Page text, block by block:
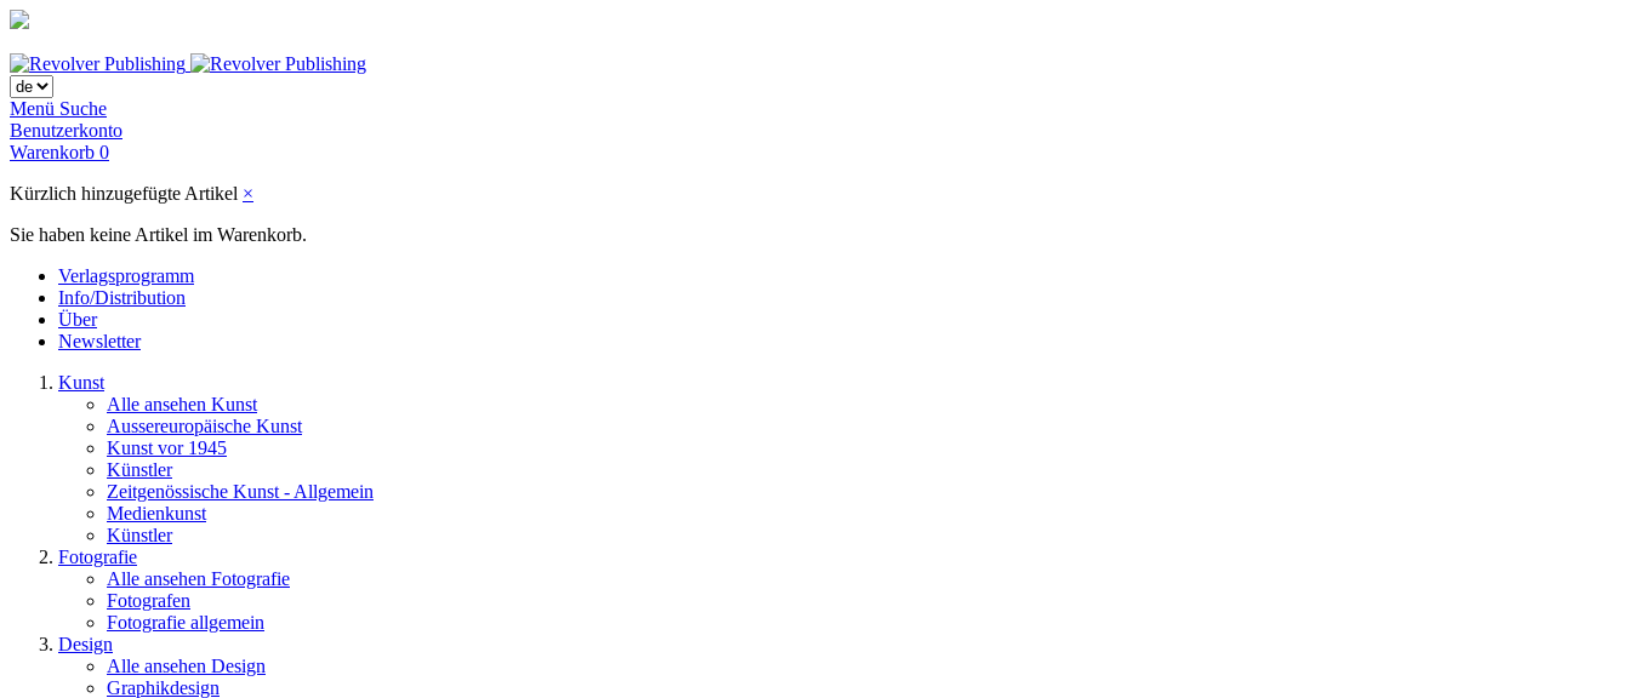
Menü Suche
Benutzerkonto
Warenkorb 0
Kürzlich hinzugefügte Artikel ×
Sie haben keine Artikel im Warenkorb.
Verlagsprogramm
Info/Distribution
Über
Newsletter
Kunst
Alle ansehen Kunst
Aussereuropäische Kunst
Kunst vor 1945
Künstler
Zeitgenössische Kunst - Allgemein
Medienkunst
Künstler
Fotografie
Alle ansehen Fotografie
Fotografen
Fotografie allgemein
Design
Alle ansehen Design
Graphikdesign